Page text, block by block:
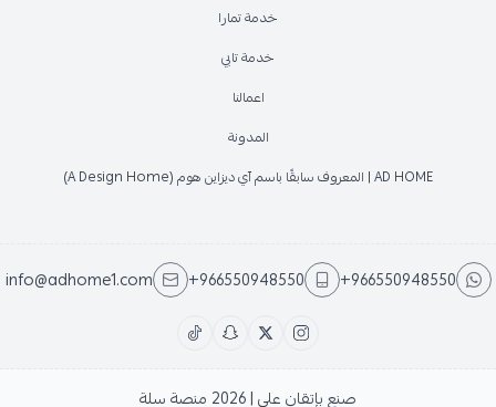
خدمة تمارا
خدمة تابي
اعمالنا
المدونة
AD HOME | المعروف سابقًا باسم آي ديزاين هوم (A Design Home)
+966550948550
+966550948550
info@adhome1.com
صنع بإتقان على | 2026 منصة سلة